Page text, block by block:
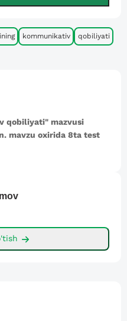
kommunikativ qobiliyati
qobiliyati" mazvusi
mavzu oxirida 8ta test